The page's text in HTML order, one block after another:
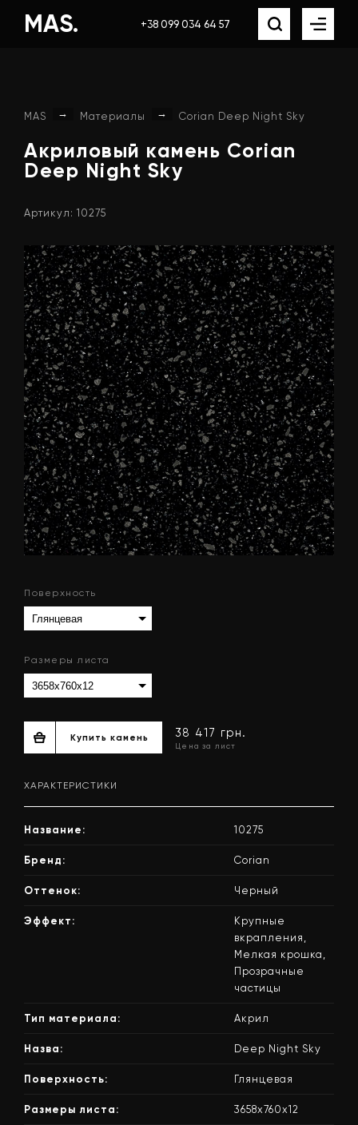
MAS. +38 099 034 64 57
MAS → Материалы → Corian Deep Night Sky
Акриловый камень Corian
Deep Night Sky
Артикул: 10275
Поверхность
Размеры листа
38 417 грн.
ХАРАКТЕРИСТИКИ
Название: 10275
Бренд: Corian
Оттенок: Черный
Эффект:
Крупные
вкрапления,
Мелкая крошка,
Прозрачные
частицы
Тип материала: Акрил
Назва: Deep Night Sky
Поверхность: Глянцевая
Размеры листа: 3658x760x12